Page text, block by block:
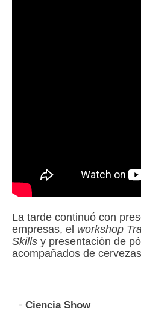
La tarde continuó con
empresas, el workshop
Skills y presentación de
acompañados de
Ciencia Show